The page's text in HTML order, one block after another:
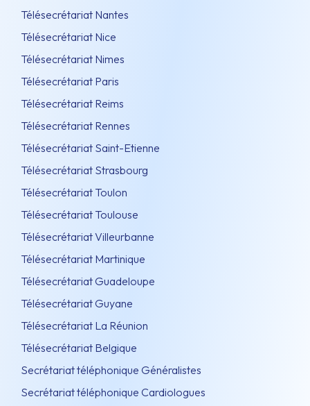
Télésecrétariat Nantes
Télésecrétariat Nice
Télésecrétariat Nimes
Télésecrétariat Paris
Télésecrétariat Reims
Télésecrétariat Rennes
Télésecrétariat Saint-Etienne
Télésecrétariat Strasbourg
Télésecrétariat Toulon
Télésecrétariat Toulouse
Télésecrétariat Villeurbanne
Télésecrétariat Martinique
Télésecrétariat Guadeloupe
Télésecrétariat Guyane
Télésecrétariat La Réunion
Télésecrétariat Belgique
Secrétariat téléphonique Généralistes
Secrétariat téléphonique Cardiologues